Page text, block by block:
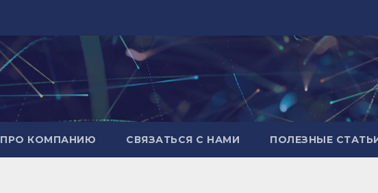
ПРО КОМПАНИЮ СВЯЗАТЬСЯ С НАМИ ПОЛЕЗНЫЕ